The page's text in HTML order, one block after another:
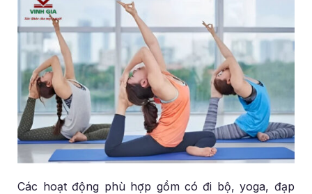
Các hoạt động phù hợp gồm có đi bộ, yoga, đạp